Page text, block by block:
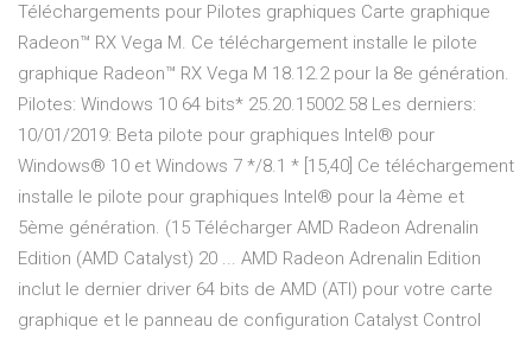
Téléchargements pour Pilotes graphiques Carte graphique
Radeon™ RX Vega M. Ce téléchargement installe le pilote
graphique Radeon™ RX Vega M 18.12.2 pour la 8e génération.
Pilotes: Windows 10 64 bits* 25.20.15002.58 Les derniers:
10/01/2019: Beta pilote pour graphiques Intel® pour
Windows® 10 et Windows 7 */8.1 * [15,40] Ce téléchargement
installe le pilote pour graphiques Intel® pour la 4ème et
5ème génération. (15 Télécharger AMD Radeon Adrenalin
Edition (AMD Catalyst) 20 ... AMD Radeon Adrenalin Edition
inclut le dernier driver 64 bits de AMD (ATI) pour votre carte
graphique et le panneau de configuration Catalyst Control